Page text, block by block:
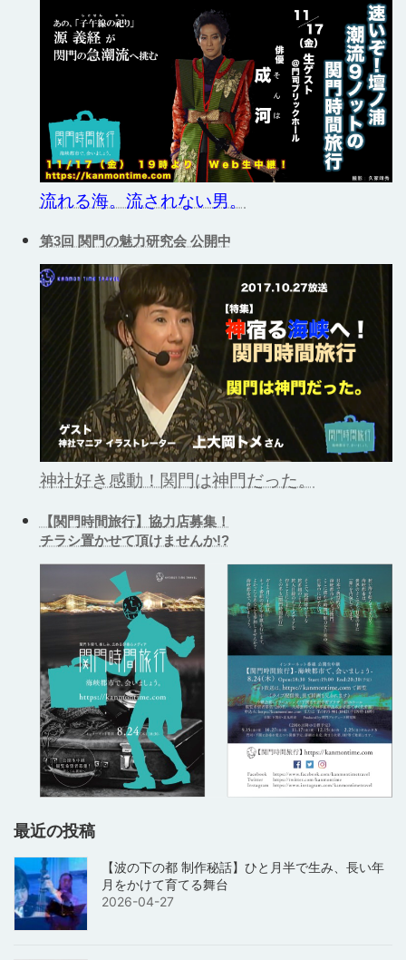
流れる海。流されない男。
第3回 関門の魅力研究会 公開中
神社好き感動！関門は神門だった。
【関門時間旅行】協力店募集！
チラシ置かせて頂けませんか!?
最近の投稿
【波の下の都 制作秘話】ひと月半で生み、長い年
月をかけて育てる舞台
2026-04-27